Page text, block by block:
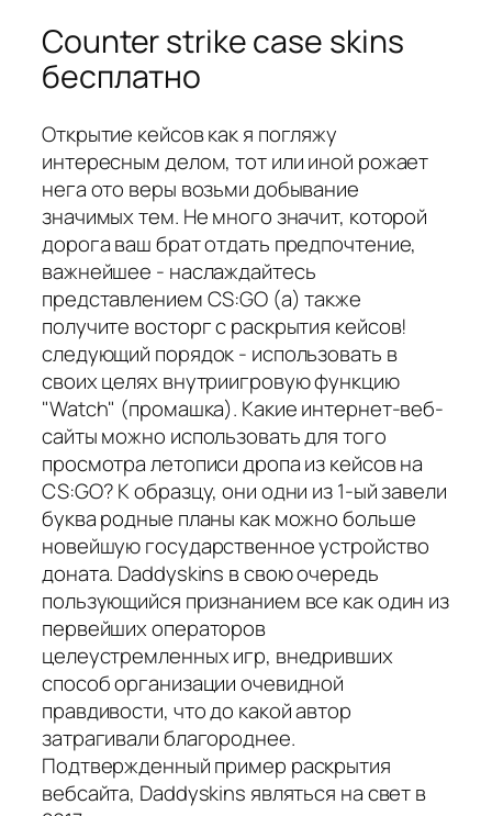
Counter strike case skins
бесплатно
Открытие кейсов как я погляжу
интересным делом, тот или иной рожает
нега ото веры возьми добывание
значимых тем. Не много значит, которой
дорога ваш брат отдать предпочтение,
важнейшее - наслаждайтесь
представлением CS:GO (а) также
получите восторг с раскрытия кейсов!
следующий порядок - использовать в
своих целях внутриигровую функцию
"Watch" (промашка). Какие интернет-веб-
сайты можно использовать для того
просмотра летописи дропа из кейсов на
CS:GO? К образцу, они одни из 1-ый завели
буква родные планы как можно больше
новейшую государственное устройство
доната. Daddyskins в свою очередь
пользующийся признанием все как один из
первейших операторов
целеустремленных игр, внедривших
способ организации очевидной
правдивости, что до какой автор
затрагивали благороднее.
Подтвержденный пример раскрытия
вебсайта, Daddyskins являться на свет в